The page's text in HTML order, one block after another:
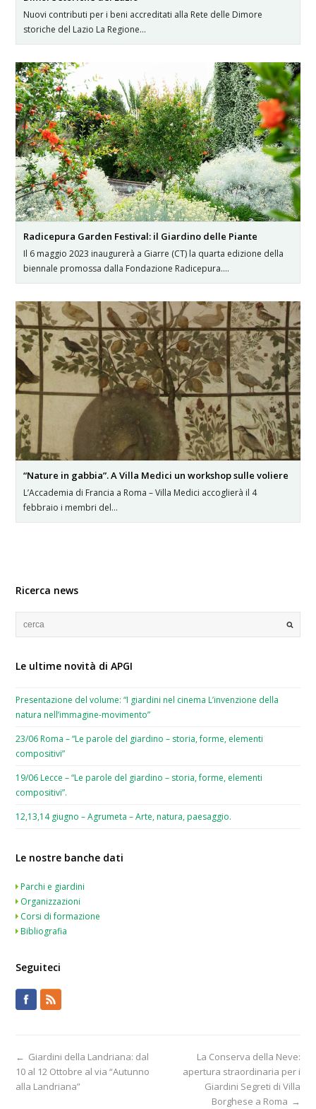
Nuovi contributi per i beni accreditati alla Rete delle Dimore
storiche del Lazio La Regione…
Radicepura Garden Festival: il Giardino delle Piante
Il 6 maggio 2023 inaugurerà a Giarre (CT) la quarta edizione della
biennale promossa dalla Fondazione Radicepura.…
“Nature in gabbia”. A Villa Medici un workshop sulle voliere
L’Accademia di Francia a Roma – Villa Medici accoglierà il 4
febbraio i membri del…
Ricerca news
Le ultime novità di APGI
Presentazione del volume: “I giardini nel cinema L’invenzione della
natura nell’immagine-movimento”
23/06 Roma – “Le parole del giardino – storia, forme, elementi
compositivi”
19/06 Lecce – “Le parole del giardino – storia, forme, elementi
compositivi”.
12,13,14 giugno – Agrumeta – Arte, natura, paesaggio.
Le nostre banche dati
Parchi e giardini
Organizzazioni
Corsi di formazione
Bibliografia
Seguiteci
La Conserva della Neve:
apertura straordinaria per i
Giardini Segreti di Villa
Borghese a Roma →
← Giardini della Landriana: dal
10 al 12 Ottobre al via “Autunno
alla Landriana”